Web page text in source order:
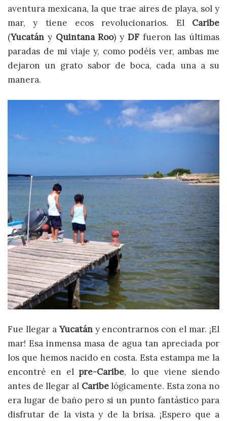
aventura mexicana, la que trae aires de playa, sol y
mar, y tiene ecos revolucionarios. El Caribe
(Yucatán y Quintana Roo) y DFfueron las últimas
paradas de mi viaje y, como podéis ver, ambas me
dejaron un grato sabor de boca, cada una a su
manera.
Fue llegar a Yucatány encontrarnos con el mar. ¡El
mar! Esa inmensa masa de agua tan apreciada por
los que hemos nacido en costa. Esta estampa me la
encontré en el pre-Caribe, lo que viene siendo
antes de llegar al Caribelógicamente. Esta zona no
era lugar de baño pero si un punto fantástico para
disfrutar de la vista y de la brisa. ¡Espero que a